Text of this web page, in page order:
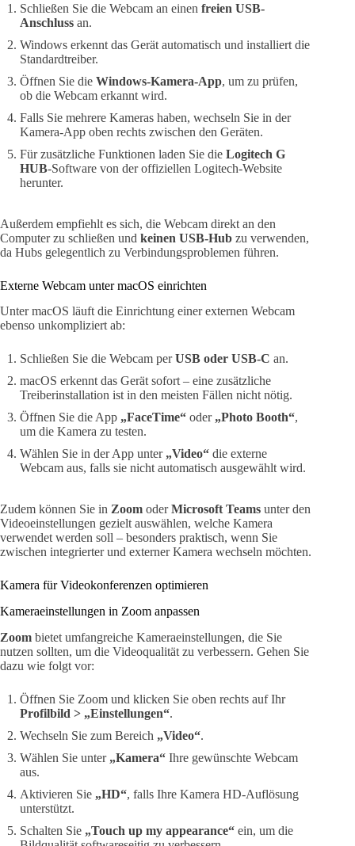
Schließen Sie die Webcam an einen freien USB-
Anschluss an.
Windows erkennt das Gerät automatisch und installiert die
Standardtreiber.
Öffnen Sie die Windows-Kamera-App, um zu prüfen,
ob die Webcam erkannt wird.
Falls Sie mehrere Kameras haben, wechseln Sie in der
Kamera-App oben rechts zwischen den Geräten.
Für zusätzliche Funktionen laden Sie die Logitech G
HUB-Software von der offiziellen Logitech-Website
herunter.
Außerdem empfiehlt es sich, die Webcam direkt an den
Computer zu schließen und keinen USB-Hub zu verwenden,
da Hubs gelegentlich zu Verbindungsproblemen führen.
Externe Webcam unter macOS einrichten
Unter macOS läuft die Einrichtung einer externen Webcam
ebenso unkompliziert ab:
Schließen Sie die Webcam perUSB oder USB-C an.
macOS erkennt das Gerät sofort – eine zusätzliche
Treiberinstallation ist in den meisten Fällen nicht nötig.
Öffnen Sie die App „FaceTime“ oder „Photo Booth“,
um die Kamera zu testen.
Wählen Sie in der App unter „Video“ die externe
Webcam aus, falls sie nicht automatisch ausgewählt wird.
Zudem können Sie in Zoom oderMicrosoft Teams unter den
Videoeinstellungen gezielt auswählen, welche Kamera
verwendet werden soll – besonders praktisch, wenn Sie
zwischen integrierter und externer Kamera wechseln möchten.
Kamera für Videokonferenzen optimieren
Kameraeinstellungen in Zoom anpassen
Zoom bietet umfangreiche Kameraeinstellungen, die Sie
nutzen sollten, um die Videoqualität zu verbessern. Gehen Sie
dazu wie folgt vor:
Öffnen Sie Zoom und klicken Sie oben rechts auf Ihr
Profilbild > „Einstellungen“.
Wechseln Sie zum Bereich „Video“.
Wählen Sie unter „Kamera“ Ihre gewünschte Webcam
aus.
Aktivieren Sie „HD“, falls Ihre Kamera HD-Auflösung
unterstützt.
Schalten Sie „Touch up my appearance“ ein, um die